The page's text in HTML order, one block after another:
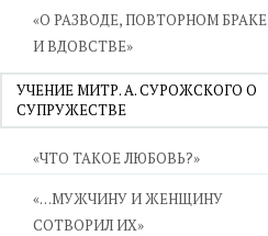
«О РАЗВОДЕ, ПОВТОРНОМ БРАКЕ
И ВДОВСТВЕ»
УЧЕНИЕ МИТР. А. СУРОЖСКОГО О
СУПРУЖЕСТВЕ
«ЧТО ТАКОЕ ЛЮБОВЬ?»
«…МУЖЧИНУ И ЖЕНЩИНУ
СОТВОРИЛ ИХ»